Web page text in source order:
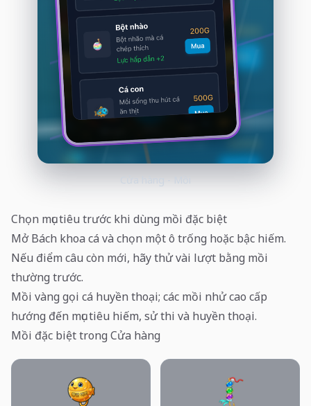
Chọn mục tiêu trước khi dùng mồi đặc biệt
Mở Bách khoa cá và chọn một ô trống hoặc bậc hiếm.
Nếu điểm câu còn mới, hãy thử vài lượt bằng mồi
thường trước.
Mồi vàng gọi cá huyền thoại; các mồi nhử cao cấp
hướng đến mục tiêu hiếm, sử thi và huyền thoại.
Mồi đặc biệt trong Cửa hàng